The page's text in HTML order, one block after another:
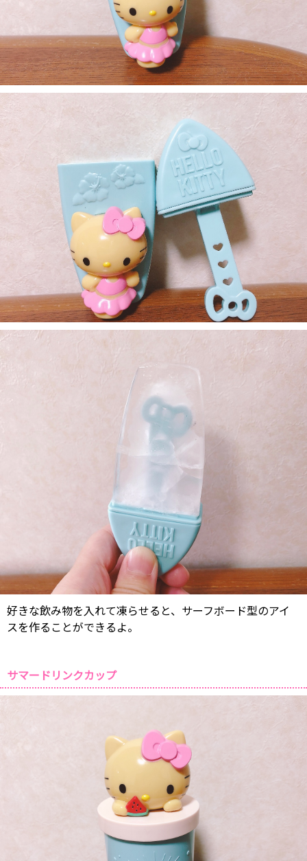
好きな飲み物を入れて凍らせると、サーフボード型のアイ
スを作ることができるよ。
サマードリンクカップ